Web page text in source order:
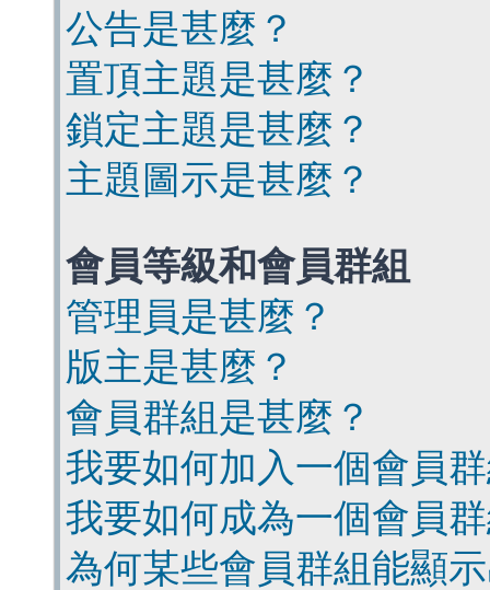
公告是甚麼？
置頂主題是甚麼？
鎖定主題是甚麼？
主題圖示是甚麼？
會員等級和會員群組
管理員是甚麼？
版主是甚麼？
會員群組是甚麼？
我要如何加入一個會員
我要如何成為一個會員
為何某些會員群組能顯